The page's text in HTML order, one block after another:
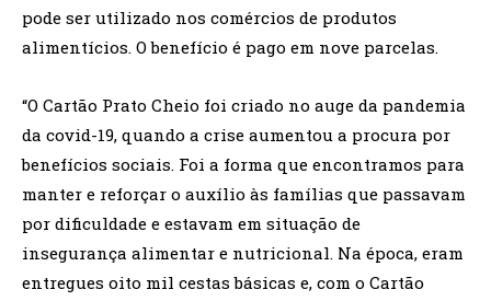
pode ser utilizado nos comércios de produtos
alimentícios. O benefício é pago em nove parcelas.
“O Cartão Prato Cheio foi criado no auge da pandemia
da covid-19, quando a crise aumentou a procura por
benefícios sociais. Foi a forma que encontramos para
manter e reforçar o auxílio às famílias que passavam
por dificuldade e estavam em situação de
insegurança alimentar e nutricional. Na época, eram
entregues oito mil cestas básicas e, com o Cartão